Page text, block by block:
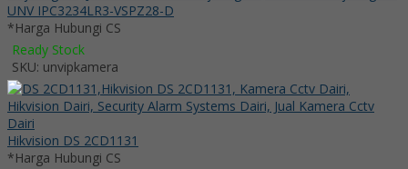
UNV IPC3234LR3-VSPZ28-D
*Harga Hubungi CS
Ready Stock
SKU: unvipkamera
Hikvision DS 2CD1131
*Harga Hubungi CS